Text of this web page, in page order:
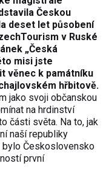
Českou
deset let působení
v Ruské
„Česká
misi jste
věnec k památníku
hřbitově.
jako svoji občanskou
na hrdinství
části světa. Na to, jak
naší republiky
bylo Československo
první